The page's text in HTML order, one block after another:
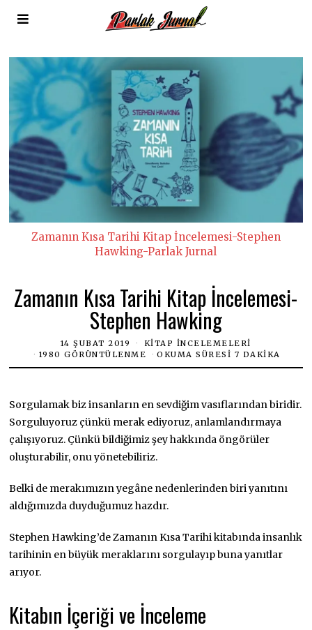
Zamanın Kısa Tarihi Kitap İncelemesi-Stephen
Hawking-Parlak Jurnal
Zamanın Kısa Tarihi Kitap İncelemesi-
Stephen Hawking
14 ŞUBAT 2019
KITAP İNCELEMELERI
1980 GÖRÜNTÜLENME
OKUMA SÜRESI 7 DAKIKA
Sorgulamak biz insanların en sevdiğim vasıflarından biridir.
Sorguluyoruz çünkü merak ediyoruz, anlamlandırmaya
çalışıyoruz. Çünkü bildiğimiz şey hakkında öngörüler
oluşturabilir, onu yönetebiliriz.
Belki de merakımızın yegâne nedenlerinden biri yanıtını
aldığımızda duyduğumuz hazdır.
Stephen Hawking’de Zamanın Kısa Tarihi kitabında insanlık
tarihinin en büyük meraklarını sorgulayıp buna yanıtlar
arıyor.
Kitabın İçeriği ve İnceleme